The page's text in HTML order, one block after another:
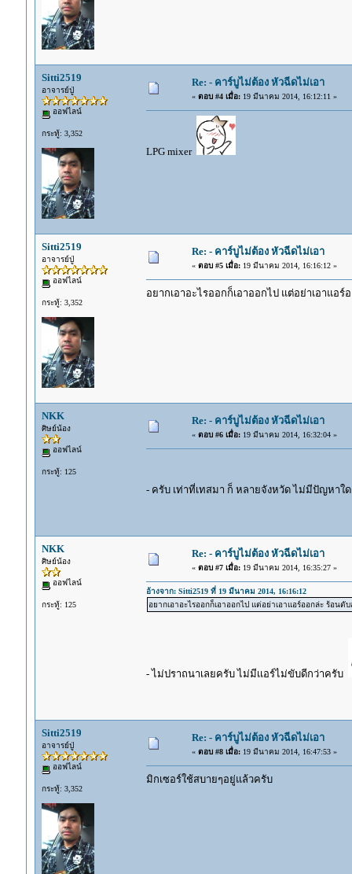
Sitti2519
อาจารย์ปู่
ออฟไลน์
กระทู้: 3,352
Re: - คาร์บูไม่ต้อง หัวฉีดไม่เอา
« ตอบ #4 เมื่อ:19 มีนาคม 2014, 16:12:11 »
LPG mixer
Sitti2519
อาจารย์ปู่
ออฟไลน์
กระทู้: 3,352
Re: - คาร์บูไม่ต้อง หัวฉีดไม่เอา
« ตอบ #5 เมื่อ:19 มีนาคม 2014, 16:16:12 »
อยากเอาอะไรออกก็เอาออกไป แต่อย่าเอาแอร์
NKK
ศิษย์น้อง
ออฟไลน์
กระทู้: 125
Re: - คาร์บูไม่ต้อง หัวฉีดไม่เอา
« ตอบ #6 เมื่อ:19 มีนาคม 2014, 16:32:04 »
- ครับ เท่าที่เทสมา ก็ หลายจังหวัด ไม่มีปัญหาใ
NKK
ศิษย์น้อง
ออฟไลน์
กระทู้: 125
Re: - คาร์บูไม่ต้อง หัวฉีดไม่เอา
« ตอบ #7 เมื่อ:19 มีนาคม 2014, 16:35:27 »
อ้างจาก: Sitti2519 ที่ 19 มีนาคม 2014, 16:16:12
อยากเอาอะไรออกก็เอาออกไป แต่อย่าเอาแอร์ออกล่ะ ร้อนตับ
- ไม่ปราถนาเลยครับ ไม่มีเเอร์ไม่ขับดีกว่าครับ
Sitti2519
อาจารย์ปู่
ออฟไลน์
กระทู้: 3,352
Re: - คาร์บูไม่ต้อง หัวฉีดไม่เอา
« ตอบ #8 เมื่อ:19 มีนาคม 2014, 16:47:53 »
มิกเซอร์ใช้สบายๆอยู่แล้วครับ